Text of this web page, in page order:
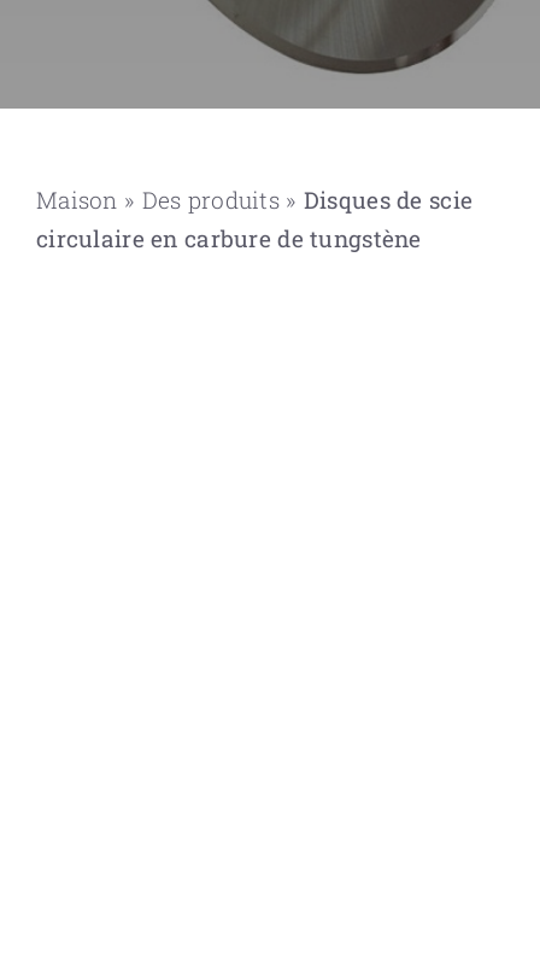
Maison » Des produits» Disques de scie
circulaire en carbure de tungstène